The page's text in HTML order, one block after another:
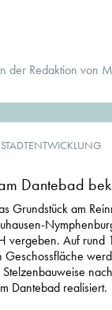
der Redaktion von
STADTENTWICKLUNG
Dantebad
Grundstück am
vergeben. Auf rund
Geschossfläche
Dantebad realisiert.